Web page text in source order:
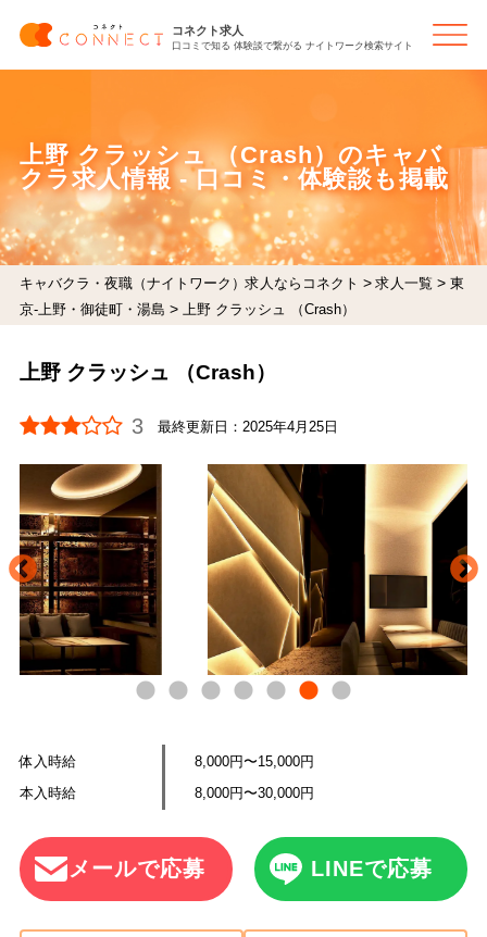
コネクト求人
口コミで知る 体験談で繋がる ナイトワーク検索サイト
上野 クラッシュ （Crash）のキャバ
クラ求人情報 - 口コミ・体験談も掲載
キャバクラ・夜職（ナイトワーク）求人ならコネクト >求人一覧 > 東
京-上野・御徒町・湯島 > 上野 クラッシュ （Crash）
上野 クラッシュ （Crash）
3 最終更新日：2025年4月25日
体入時給
8,000円〜15,000円
本入時給
8,000円〜30,000円
メールで応募 LINEで応募